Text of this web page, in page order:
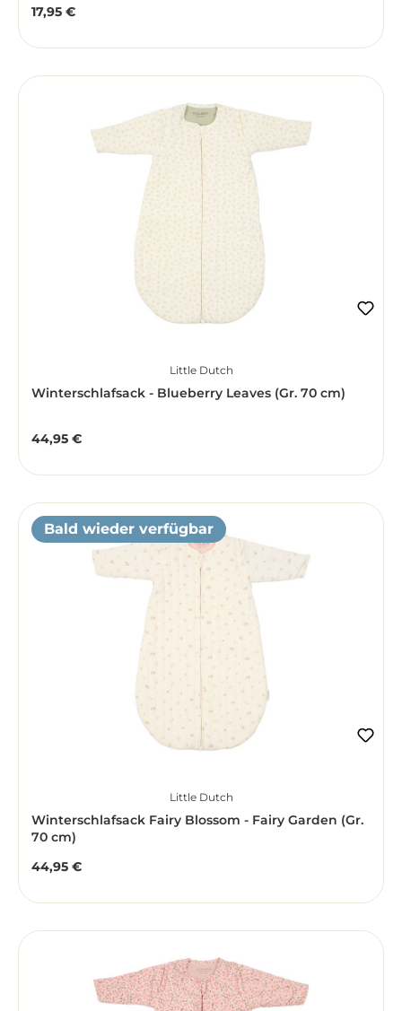
Regulärer Preis:
17,95 €
Little Dutch
Winterschlafsack - Blueberry Leaves (Gr. 70 cm)
Regulärer Preis:
44,95 €
Bald wieder verfügbar
Little Dutch
Winterschlafsack Fairy Blossom - Fairy Garden (Gr.
70 cm)
Regulärer Preis:
44,95 €